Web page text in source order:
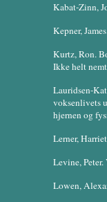
Kabat-Zinn,
Kepner,
Kurtz, Ron.
Ikke helt
Lauridsen-
voksenlivets
hjernen og
Lerner,
Levine,
Lowen,